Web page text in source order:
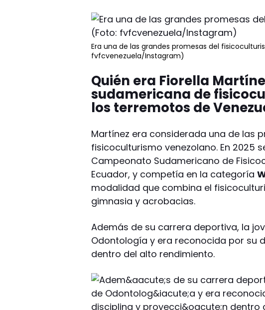
Era una de las grandes promesas del
fvfcvenezuela/Instagram)
Quién era Fiorella
sudamericana de
los terremotos de
Martínez era considerada una de las
fisicoculturismo venezolano. En 2025
Campeonato Sudamericano de
Ecuador, y competía en la categoría
modalidad que combina el
gimnasia y acrobacias.
Además de su carrera deportiva, la
Odontología y era reconocida por su
dentro del alto rendimiento.